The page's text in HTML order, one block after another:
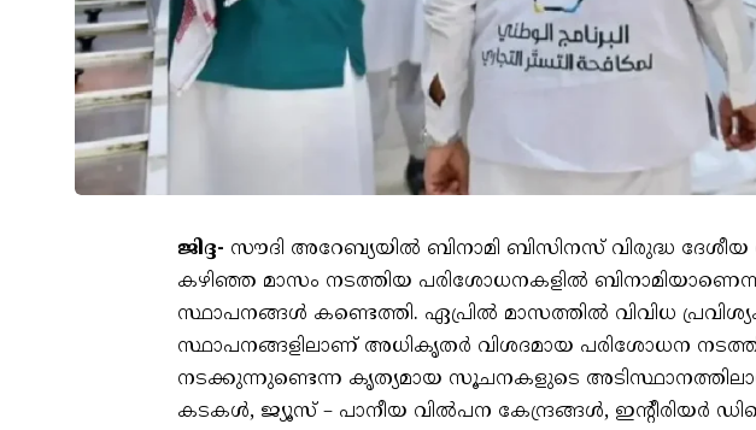
ജിദ്ദ- സൗദി അറേബ്യയിൽ ബിനാമി ബിസിനസ് വിരുദ്ധ ദേശീയ
കഴിഞ്ഞ മാസം നടത്തിയ പരിശോധനകളിൽ
സ്ഥാപനങ്ങൾ കണ്ടെത്തി. ഏപ്രിൽ മാസത്തിൽ വിവിധ
സ്ഥാപനങ്ങളിലാണ് അധികൃതർ വിശദമായ പരിശോധന
നടക്കുന്നുണ്ടെന്ന കൃത്യമായ സൂചനകളുടെ
കടകൾ, ജ്യൂസ് – പാനീയ വിൽപന കേന്ദ്രങ്ങൾ, ഇന്റീരിയർ